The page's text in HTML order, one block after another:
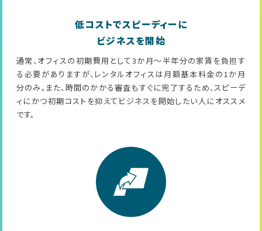
低コストでスピーディーに
ビジネスを開始
通常、オフィスの初期費用として3か月～半年分の家賃を負担す
る必要がありますが、レンタルオフィスは月額基本料金の1か月
分のみ。また、時間のかかる審査もすぐに完了するため、スピーデ
ィにかつ初期コストを抑えてビジネスを開始したい人にオススメ
です。